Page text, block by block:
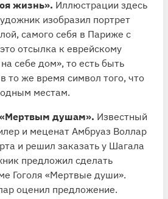
жизнь». Иллюстрации здесь
изобразил портрет
самого себя в Париже с
отсылка к еврейскому
себе дом», то есть быть
то же время символ того, что
местам.
душам». Известный
и меценат Амбруаз Воллар
и решил заказать у Шагала
предложил сделать
Гоголя «Мертвые души».
оценил предложение.